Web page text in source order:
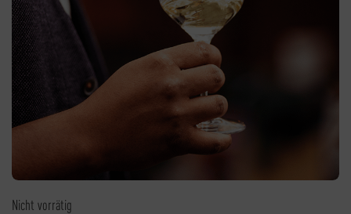
Nicht vorrätig